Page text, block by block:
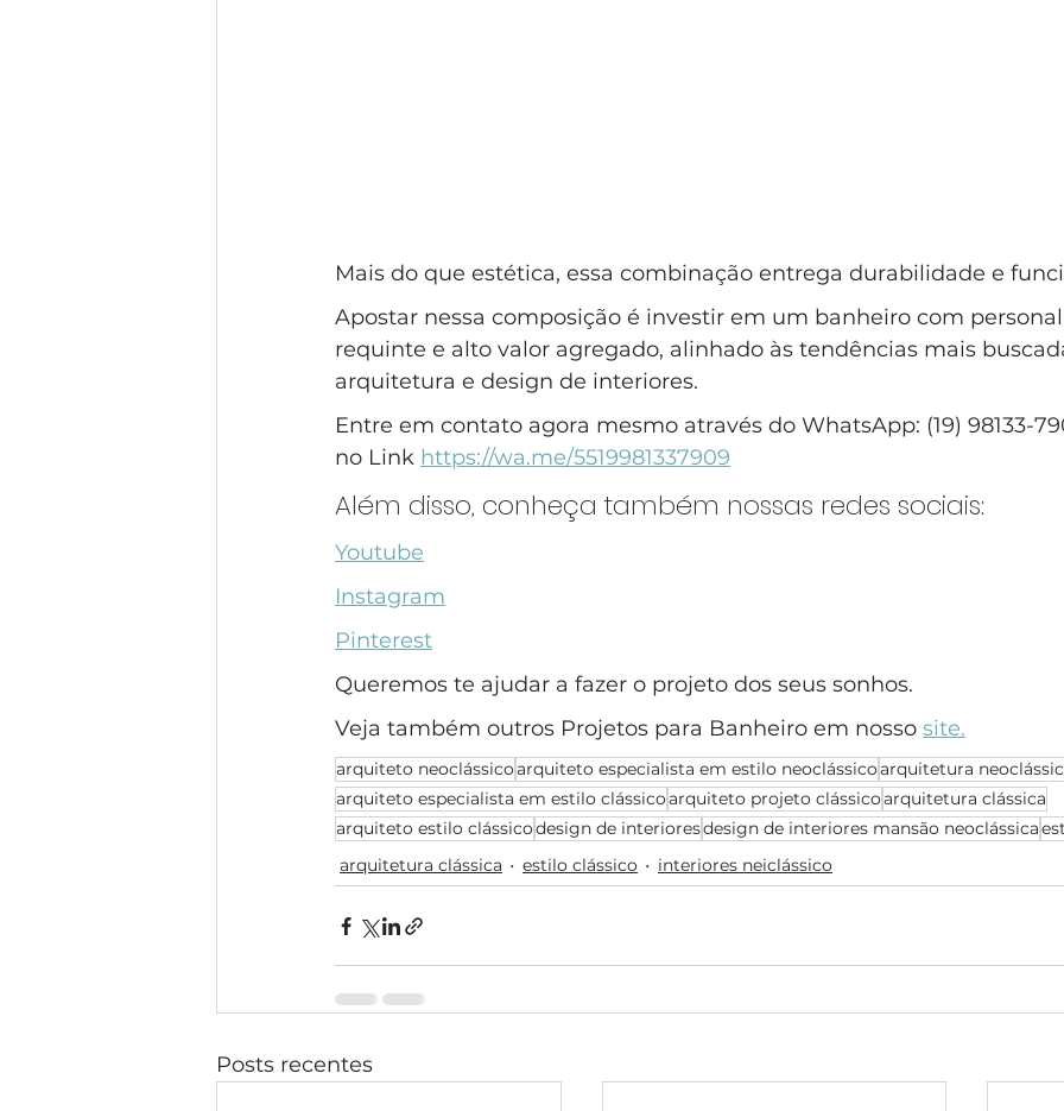
Mais do que estética, essa combinação entrega durabilidade e
Apostar nessa composição é investir em um banheiro com
requinte e alto valor agregado, alinhado às tendências mais
arquitetura e design de interiores.
Entre em contato agora mesmo através do WhatsApp: (19) 98133-
no Link https://wa.me/5519981337909
Além disso, conheça também nossas redes sociais:
Youtube
Instagram
Pinterest
Queremos te ajudar a fazer o projeto dos seus sonhos.
Veja também outros Projetos para Banheiro em nosso site.
arquiteto neoclássicoarquiteto especialista em estilo neoclássicoarquitetura
arquiteto especialista em estilo clássicoarquiteto projeto clássicoarquitetura clássica
arquiteto estilo clássicodesign de interioresdesign de interiores mansão neoclássica
arquitetura clássica
estilo clássico interiores neiclássico
Posts recentes